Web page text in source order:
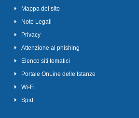
Mappa del sito
Note Legali
Privacy
Attenzione al phishing
Elenco siti tematici
Portale OnLine delle Istanze
Wi-Fi
Spid